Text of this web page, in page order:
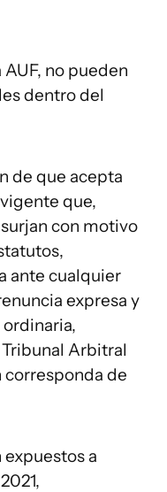
no pueden
dentro del
de que acepta
que,
con motivo
ante cualquier
expresa y
Arbitral
corresponda de
a